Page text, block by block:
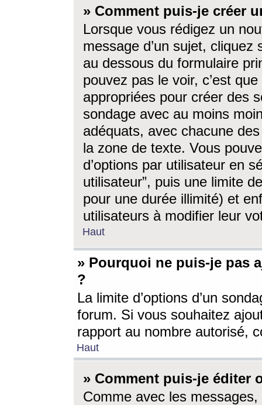
» Comment puis-je créer
Lorsque vous rédigez un
message d’un sujet, cliquez
au dessous du formulaire
pouvez pas le voir, c’est
appropriées pour créer des
sondage avec au moins
adéquats, avec chacune
la zone de texte. Vous
d’options par utilisateur en
utilisateur”, puis une limite
pour une durée illimité) et
utilisateurs à modifier leur
Haut
» Pourquoi ne puis-je pas
?
La limite d’options d’un
forum. Si vous souhaitez
rapport au nombre autorisé,
Haut
» Comment puis-je éditer
Comme avec les